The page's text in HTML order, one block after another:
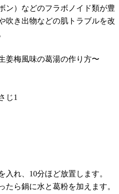
ン）などのフラボノイド類が豊
吹き出物などの肌トラブルを改
姜梅風味の葛湯の作り方〜
じ1
入れ、10分ほど放置します。
たら鍋に水と葛粉を加えます。